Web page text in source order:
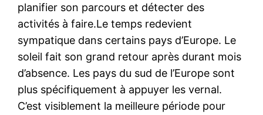
planifier son parcours et détecter des
activités à faire.Le temps redevient
sympatique dans certains pays d’Europe. Le
soleil fait son grand retour après durant mois
d’absence. Les pays du sud de l’Europe sont
plus spécifiquement à appuyer les vernal.
C’est visiblement la meilleure période pour